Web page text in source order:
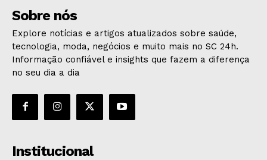
Sobre nós
Explore notícias e artigos atualizados sobre saúde,
tecnologia, moda, negócios e muito mais no SC 24h.
Informação confiável e insights que fazem a diferença
no seu dia a dia
Institucional